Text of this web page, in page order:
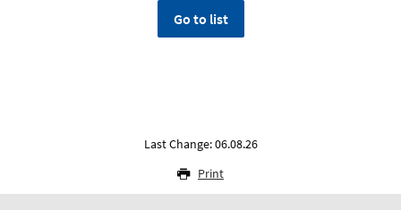
Go to list
Last Change: 06.08.26
Print